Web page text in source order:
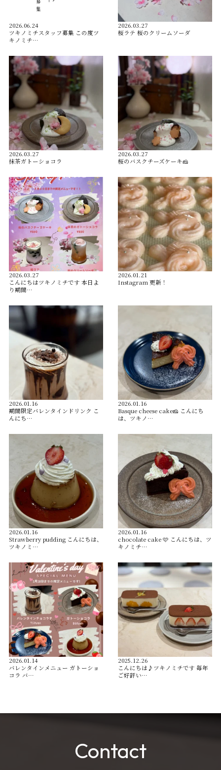
2026.06.24
ツキノミチスタッフ募集 この度ツ
キノミチ…
2026.03.27
桜ラテ 桜のクリームソーダ
2026.03.27
抹茶ガトーショコラ
2026.03.27
桜のバスクチーズケーキ🧀
2026.03.27
こんにちはツキノミチです️ 本日よ
り期間…
2026.01.21
Instagram 更新！
2026.01.16
️期間限定バレンタインドリンク️ こ
んにち…
2026.01.16
Basque cheese cake🧀 こんにち
は、ツキノ…
2026.01.16
Strawberry pudding こんにちは、
ツキノミ…
2026.01.16
chocolate cake 🩷 こんにちは、ツ
キノミチ…
2026.01.14
バレンタインメニュー ガトーショ
コラ バ…
2025.12.26
こんにちは♪ツキノミチです️ 毎年
ご好評い…
Contact